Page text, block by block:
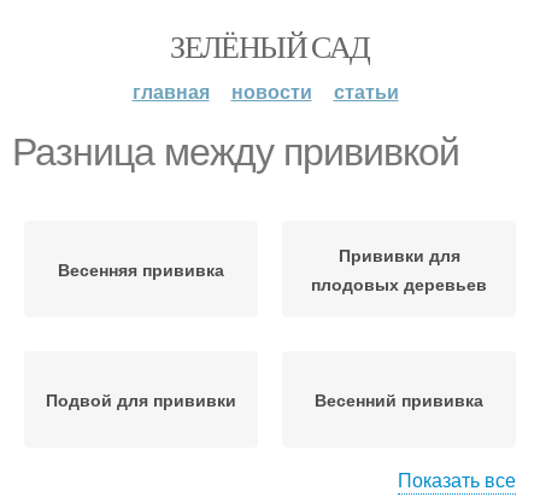
ЗЕЛЁНЫЙ САД
главная новости статьи
Разница между прививкой
Весенняя прививка
Прививки для
плодовых деревьев
Подвой для прививки Весенний прививка
Показать все